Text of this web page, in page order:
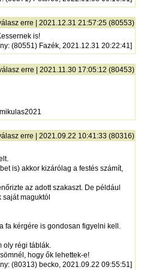
erre | 2021.12.31 21:57:25 (80553)
is!
: (80551) Fazék, 2021.12.31 20:22:41]
erre | 2021.11.30 17:05:12 (80453)
erre | 2021.09.22 10:41:33 (80316)
is) akkor kizárólag a festés számít,
az adott szakaszt. De például
maguktól
fa kérgére is gondosan figyelni kell.
oly régi táblák.
hogy ők lehettek-e!
: (80313) becko, 2021.09.22 09:55:51]